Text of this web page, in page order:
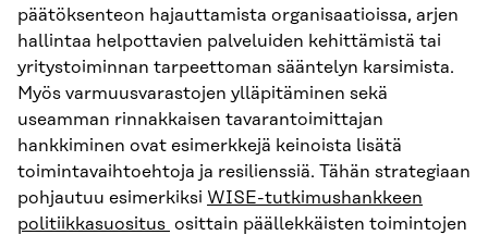
päätöksenteon hajauttamista organisaatioissa, arjen
hallintaa helpottavien palveluiden kehittämistä tai
yritystoiminnan tarpeettoman sääntelyn karsimista.
Myös varmuusvarastojen ylläpitäminen sekä
useamman rinnakkaisen tavarantoimittajan
hankkiminen ovat esimerkkejä keinoista lisätä
toimintavaihtoehtoja ja resilienssiä. Tähän strategiaan
pohjautuu esimerkiksi WISE-tutkimushankkeen
politiikkasuositus osittain päällekkäisten toimintojen